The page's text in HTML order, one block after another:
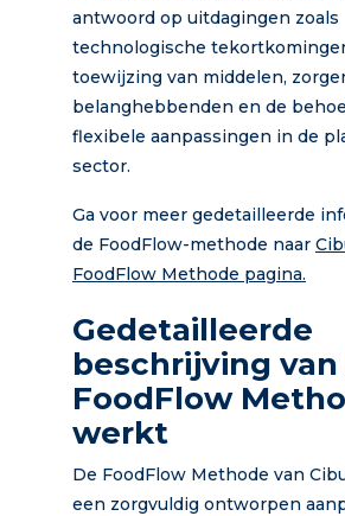
antwoord op uitdagingen zoals
technologische
toewijzing van middelen,
belanghebbenden en de
flexibele aanpassingen in de
sector.
Ga voor meer gedetailleerde
de FoodFlow-methode naar
FoodFlow Methode pagina.
Gedetailleerde
beschrijving van
FoodFlow
werkt
De FoodFlow Methode van
een zorgvuldig ontworpen